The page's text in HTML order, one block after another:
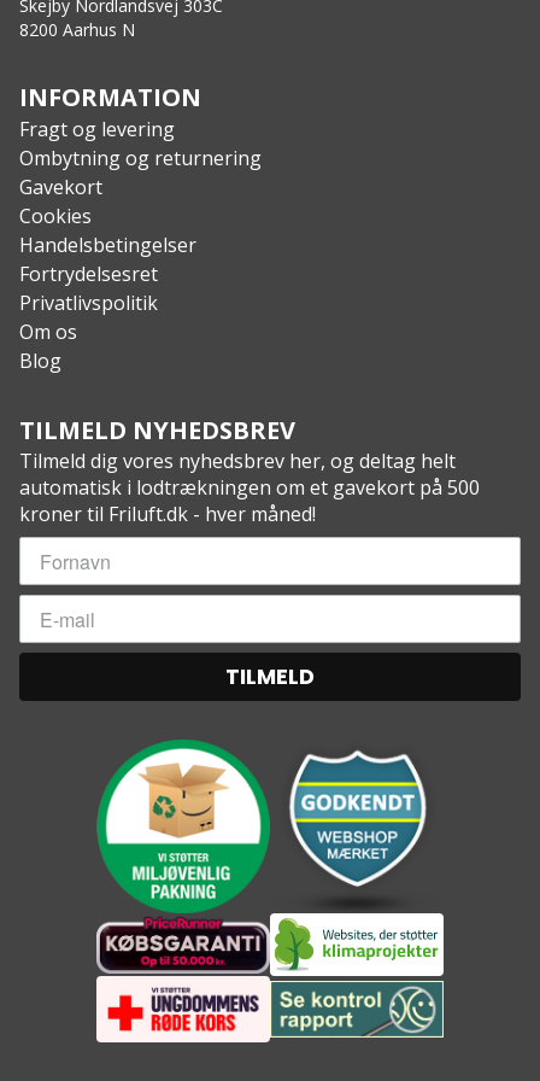
Termisk Modul: VOx Uafkølet Fokalplanearray.
Maks. Opløsning: 1024×768.
Billedhastighed: 50Hz.
Pixelinterval: 12μm.
Responswaveband: 8μm til 14μm.
NETD: Mindre end 20 mK.
Objektiv: 19mm, F1.0.
Detektionsområde: 900m.
Synsfelt: 13,7°×10,3°/ 24,0m×18,0m
Forstørrelse: 1,8x-14,4x (8x)
Skærm: 1024×768, 0,39 tommer, OLED.
Beskyttelsesniveau: IP67.
Dimensioner: 172,5 mm × 56,0 mm× 60,8 mm.
Batteritype: Genopladeligt Li-ion-batteri.
Lagerplads: Indbygget EMMC (16 GB).
Skejby Nordlandsvej 303C
8200 Aarhus N
INFORMATION
Fragt og levering
Ombytning og returnering
Gavekort
Cookies
Handelsbetingelser
Fortrydelsesret
Privatlivspolitik
Om os
Blog
TILMELD NYHEDSBREV
Tilmeld dig vores nyhedsbrev her, og deltag helt
automatisk i lodtrækningen om et gavekort på 500
kroner til Friluft.dk - hver måned!
TILMELD